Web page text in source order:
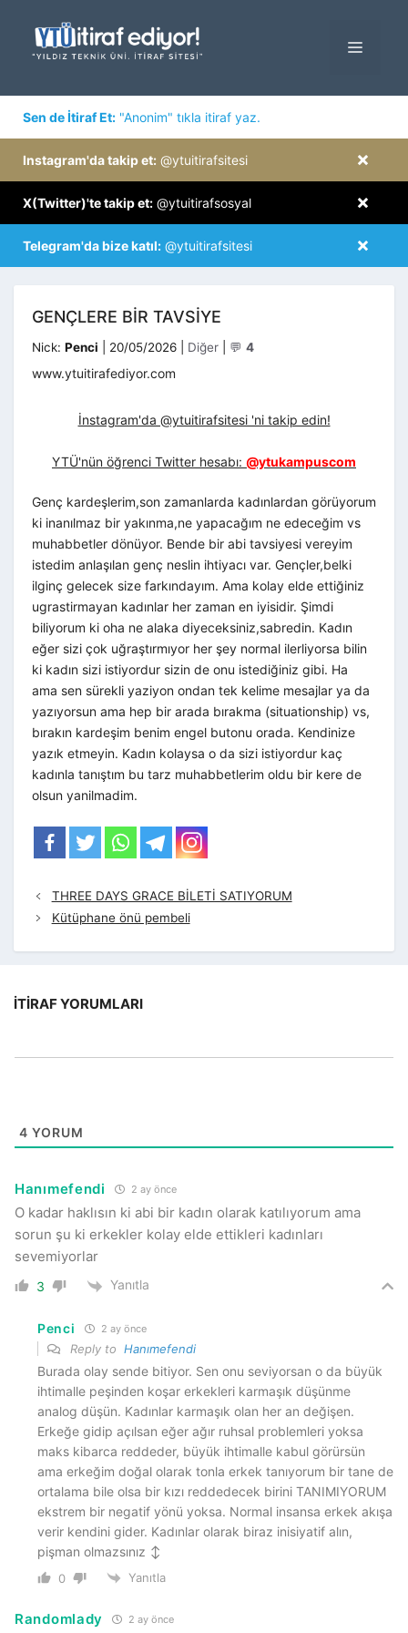
MENÜ
Sen de İtiraf Et: "Anonim" tıkla itiraf yaz.
×
Instagram'da takip et: @ytuitirafsitesi
×
X(Twitter)'te takip et: @ytuitirafsosyal
×
Telegram'da bize katıl: @ytuitirafsitesi
GENÇLERE BIR TAVSIYE
Nick: Penci 20/05/2026 Kategoriler
Diğer 💬 4
www.ytuitirafediyor.com
İnstagram'da @ytuitirafsitesi 'ni takip edin!
YTÜ'nün öğrenci Twitter hesabı: @ytukampuscom
Genç kardeşlerim,son zamanlarda kadınlardan görüyorum
ki inanılmaz bir yakınma,ne yapacağım ne edeceğim vs
muhabbetler dönüyor. Bende bir abi tavsiyesi vereyim
istedim anlaşılan genç neslin ihtiyacı var. Gençler,belki
ilginç gelecek size farkındayım. Ama kolay elde ettiğiniz
ugrastirmayan kadınlar her zaman en iyisidir. Şimdi
biliyorum ki oha ne alaka diyeceksiniz,sabredin. Kadın
eğer sizi çok uğraştırmıyor her şey normal ilerliyorsa bilin
ki kadın sizi istiyordur sizin de onu istediğiniz gibi. Ha
ama sen sürekli yaziyon ondan tek kelime mesajlar ya da
yazıyorsun ama hep bir arada bırakma (situationship) vs,
bırakın kardeşim benim engel butonu orada. Kendinize
yazık etmeyin. Kadın kolaysa o da sizi istiyordur kaç
kadınla tanıştım bu tarz muhabbetlerim oldu bir kere de
olsun yanilmadim.
THREE DAYS GRACE BİLETİ SATIYORUM
Kütüphane önü pembeli
İTIRAF YORUMLARI
4 YORUM
Hanımefendi 2 ay önce
O kadar haklısın ki abi bir kadın olarak katılıyorum ama
sorun şu ki erkekler kolay elde ettikleri kadınları
sevemiyorlar
3 Yanıtla
Penci 2 ay önce
Reply to Hanımefendi
Burada olay sende bitiyor. Sen onu seviyorsan o da büyük
ihtimalle peşinden koşar erkekleri karmaşık düşünme
analog düşün. Kadınlar karmaşık olan her an değişen.
Erkeğe gidip açılsan eğer ağır ruhsal problemleri yoksa
maks kibarca reddeder, büyük ihtimalle kabul görürsün
ama erkeğim doğal olarak tonla erkek tanıyorum bir tane de
ortalama bile olsa bir kızı reddedecek birini TANIMIYORUM
ekstrem bir negatif yönü yoksa. Normal insansa erkek akışa
verir kendini gider. Kadınlar olarak biraz inisiyatif alın,
pişman olmazsınız ‍↕️
0 Yanıtla
Randomlady 2 ay önce